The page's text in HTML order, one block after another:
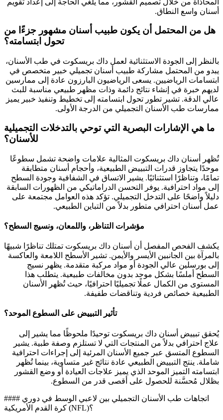
أسنان واسع النطاق.
هل من المحتمل أن يكون طبيب أسنان مشهور جزءًا من
تحول ابتسامته؟
بالنظر إلى الجودة الاستثنائية لعمل داك بريسكوت في طب الأسنان،
يبدو من المحتمل مشاركة طبيب أسنان تجميلي خبير متخصص في
ابتسامات الرياضيين. يسعى الرياضيون البارزون عادة إلى ممارسين
لديهم خبرة في إنشاء نتائج دائمة وذات مظهر طبيعي مناسبة للبث
عالي الدقة. تشير تطور تحول ابتسامته إلى تخطيط وتنفيذ خبير يميز
ممارسات طب الأسنان التجميلي من الدرجة الأولى.
ما هي الإشارات البصرية التي توحي بالتدخلات التجميلية
للأسنان؟
تُظهر أسنان داك بريسكوت المثالية علامات واضحة تشمل سطوعًا
موحدًا يتجاوز قدرات التبييض الطبيعية، وأحجام أسنان متطابقة
تمامًا، وتناظرًا استثنائيًا. يشير الاتساق في الشفافية وجودة السطح
إلى مواد احترافية. يوفر التحسن الدراماتيكي من الظهورات السابقة
دليلاً واضحًا على التدخل التجميلي. تؤكد هذه العوامل مجتمعة على
عمل أسنان احترافي متطور بدلاً من التباين الطبيعي.
مؤشرات التناظر، واللمعان، ونسيج السطح؟
يكشف الفحص المفصل أن أسنان داك بريسكوت تمتلك تناظرًا شبيهًا
بالمرآة بين الجانبين الأيسر والأيمن. تشير الأسطح اللامعة والعاكسة
إلى بورسلين عالي الجودة أو مواد مركبة متقدمة. يظهر نسيج
السطح أملسًا بشكل موحد بدون مخالفات طبيعية. يتطلب هذا
المستوى من الكمال عملًا تجميليًا احترافيًا، حيث تُظهر الأسنان
الطبيعية خصائص فردية وتناقضات طفيفة.
تأثير التبييض على السطوع الموحد؟
يُحقق تبييض أسنان داك بريسكوت توحيدًا ملحوظًا مما يشير إلى
علاج احترافي بدلاً من المنتجات التي لا تستلزم وصفة طبية. يشير
السطوع المتسق عبر جميع الأسنان المرئية إلى إجراءات احترافية
شاملة. ينتج التبييض الطبيعي عادة نتائج غير متساوية، بينما تُظهر
ابتسامته التميز الموحد الذي يميز علاجات العيادة أو وضع القشور
بظلال مُحسَّنة للحصول على أقصى قدر من السطوع.
#### اتجاهات طب الأسنان التجميلي بين لاعبي الوسط في دوري
كرة القدم الأمريكية (NFL)؟